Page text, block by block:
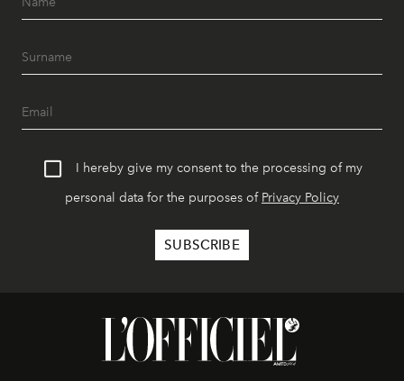
I hereby give my consent to the processing of my
personal data for the purposes of Privacy Policy